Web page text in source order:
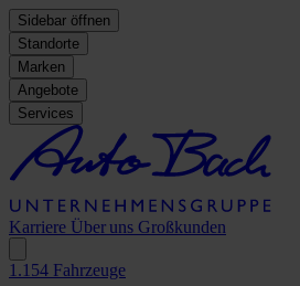
Sidebar öffnen
Standorte
Marken
Angebote
Services
Karriere Über uns Großkunden
1.154 Fahrzeuge